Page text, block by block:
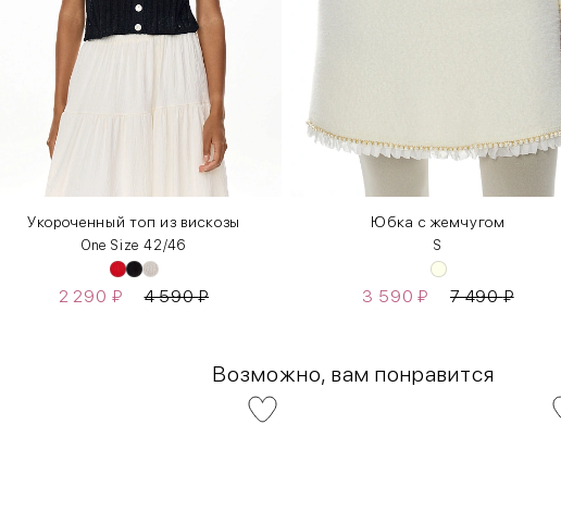
Укороченный топ из вискозы
One Size 42/46
2 290 ₽ 4 590₽
Юбка с жемчугом
S
3 590₽ 7 490₽
Возможно, вам понравится